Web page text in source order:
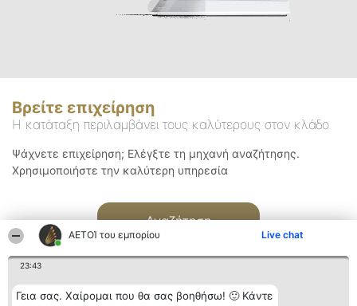
ΑΕΤΟΊ του εμπορίου Live chat
23:43
Γεια σας. Χαίρομαι που θα σας βοηθήσω! 🙂 Κάντε
Βρείτε επιχείρηση
Η κατάταξη περιλαμβάνει τους καλύτερους στον κλάδο
Ψάχνετε επιχείρηση; Ελέγξτε τη μηχανή αναζήτησης.
Χρησιμοποιήστε την καλύτερη υπηρεσία
Αναζήτηση